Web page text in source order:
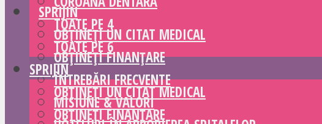
SPRIJIN
OBȚINEȚI UN CITAT MEDICAL
OBȚINEȚI FINANȚARE
ÎNTREBĂRI FRECVENTE
MISIUNE & VALORI
TOATE PE 4
TOATE PE 6
SPRIJIN
OBȚINEȚI UN CITAT MEDICAL
OBȚINEȚI FINANȚARE